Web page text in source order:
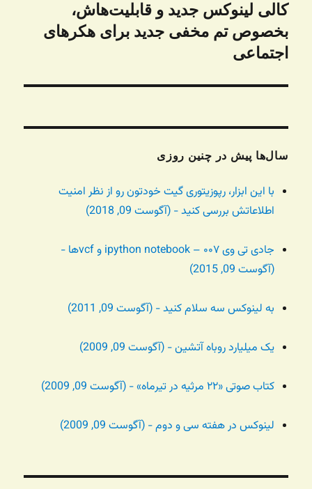
نوشته
بعدی:
کالی لینوکس جدید و قابلیت‌هاش،
بخصوص تم مخفی جدید برای هکرهای
اجتماعی
سال‌ها پیش در چنین روزی
با این ابزار، رپوزیتوری گیت خودتون رو از نظر امنیت
اطلاعاتش بررسی کنید - (آگوست 09, 2018)
جادی تی وی ۰۰۷ – ipython notebook و vcfها -
(آگوست 09, 2015)
به لینوکس سه سلام کنید - (آگوست 09, 2011)
یک میلیارد روباه آتشین - (آگوست 09, 2009)
کتاب صوتی «۲۲ مرثیه در تیرماه» - (آگوست 09, 2009)
لینوکس در هفته سی و دوم - (آگوست 09, 2009)